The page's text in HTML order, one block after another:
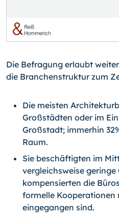
Die Befragung erlaubt
die Branchenstruktur zum
Die meisten
Großstädten oder im
Großstadt; immerhin
Raum.
Sie beschäftigten im
vergleichsweise
kompensierten die
formelle Kooperationen
eingegangen sind.